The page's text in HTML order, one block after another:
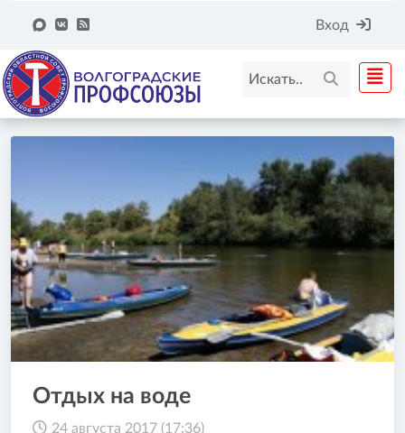
Вход
Отдых на воде
24 августа 2017 (17:36)